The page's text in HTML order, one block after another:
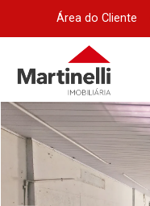
Área do Cliente